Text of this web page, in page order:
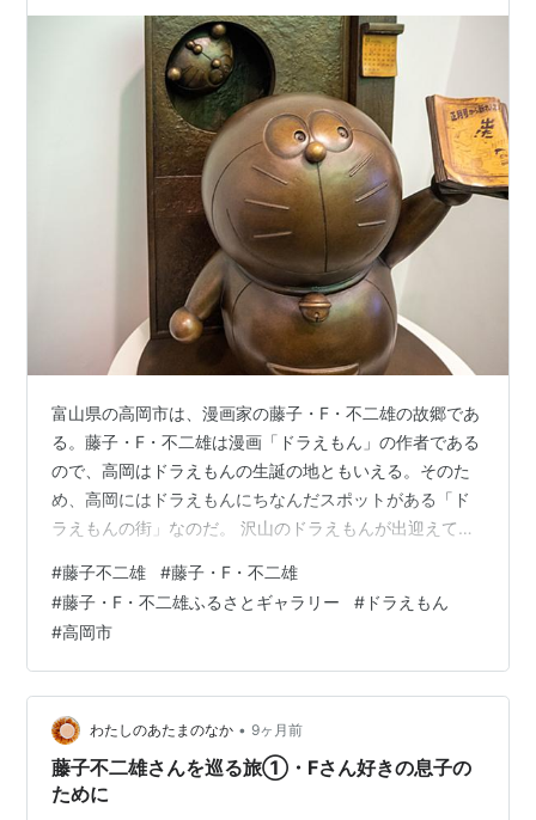
富山県の高岡市は、漫画家の藤子・F・不二雄の故郷であ
る。藤子・F・不二雄は漫画「ドラえもん」の作者である
ので、高岡はドラえもんの生誕の地ともいえる。そのた
め、高岡にはドラえもんにちなんだスポットがある「ド
ラえもんの街」なのだ。 沢山のドラえもんが出迎えてく
豊富な藤子・F・不二雄ふるさとギャラリー 高岡古城公
園動物園の絵筆塔 高岡駅周辺のドラえもん ドラえもんの
散歩道 ドラえもんポスト ドラえもんトラム ドラえもん
の日時計がある高岡おとぎの森公園 藤子不二雄Aのスポ
ットとコンビで観光 資料豊富な藤子・F・不二雄ふるさ
とギャラリー 高岡駅からJR…
#藤子不二雄 #藤子・F・不二雄
#藤子・F・不二雄ふるさとギャラリー # ドラえもん
#高岡市
わたしのあたまのなか • 9ヶ月前
藤子不二雄さんを巡る旅①・Fさん好きの息子の
ために